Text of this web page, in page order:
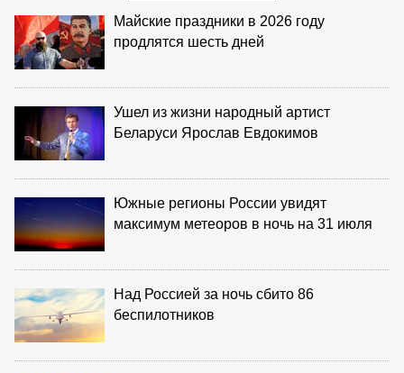
Майские праздники в 2026 году
продлятся шесть дней
Ушел из жизни народный артист
Беларуси Ярослав Евдокимов
Южные регионы России увидят
максимум метеоров в ночь на 31 июля
Над Россией за ночь сбито 86
беспилотников